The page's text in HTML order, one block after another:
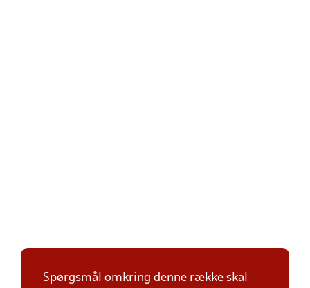
Spørgsmål omkring denne række skal